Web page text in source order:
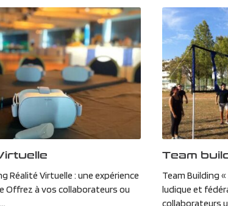
Réalité Virtuelle : une expérience
Offrez à vos collaborateurs ou
Team
Team Building
ludique et
collaborateurs